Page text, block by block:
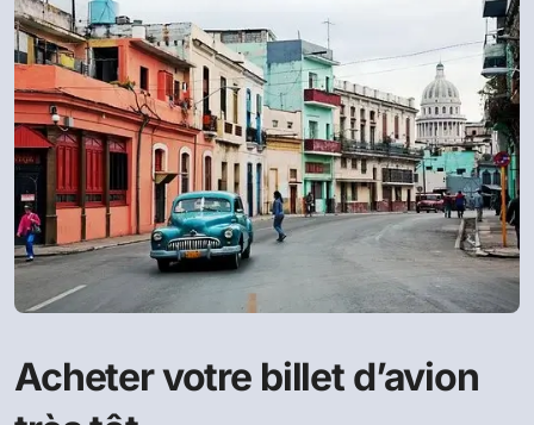
Acheter votre billet d’avion